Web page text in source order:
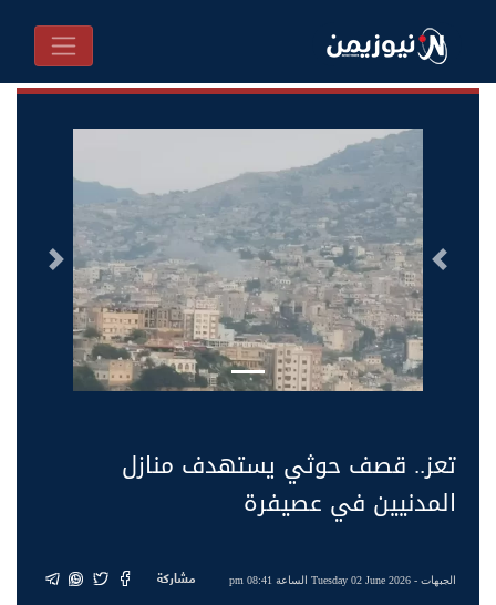
السابق التالى
تعز.. قصف حوثي يستهدف منازل
المدنيين في عصيفرة
الجبهات- Tuesday 02 June 2026 الساعة 08:41 pm مشاركة